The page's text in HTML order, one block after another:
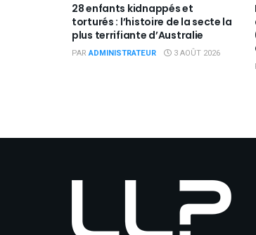
28 enfants kidnappés et
torturés : l’histoire de la secte la
plus terrifiante d’Australie
PAR ADMINISTRATEUR 3 AOÛT 2026